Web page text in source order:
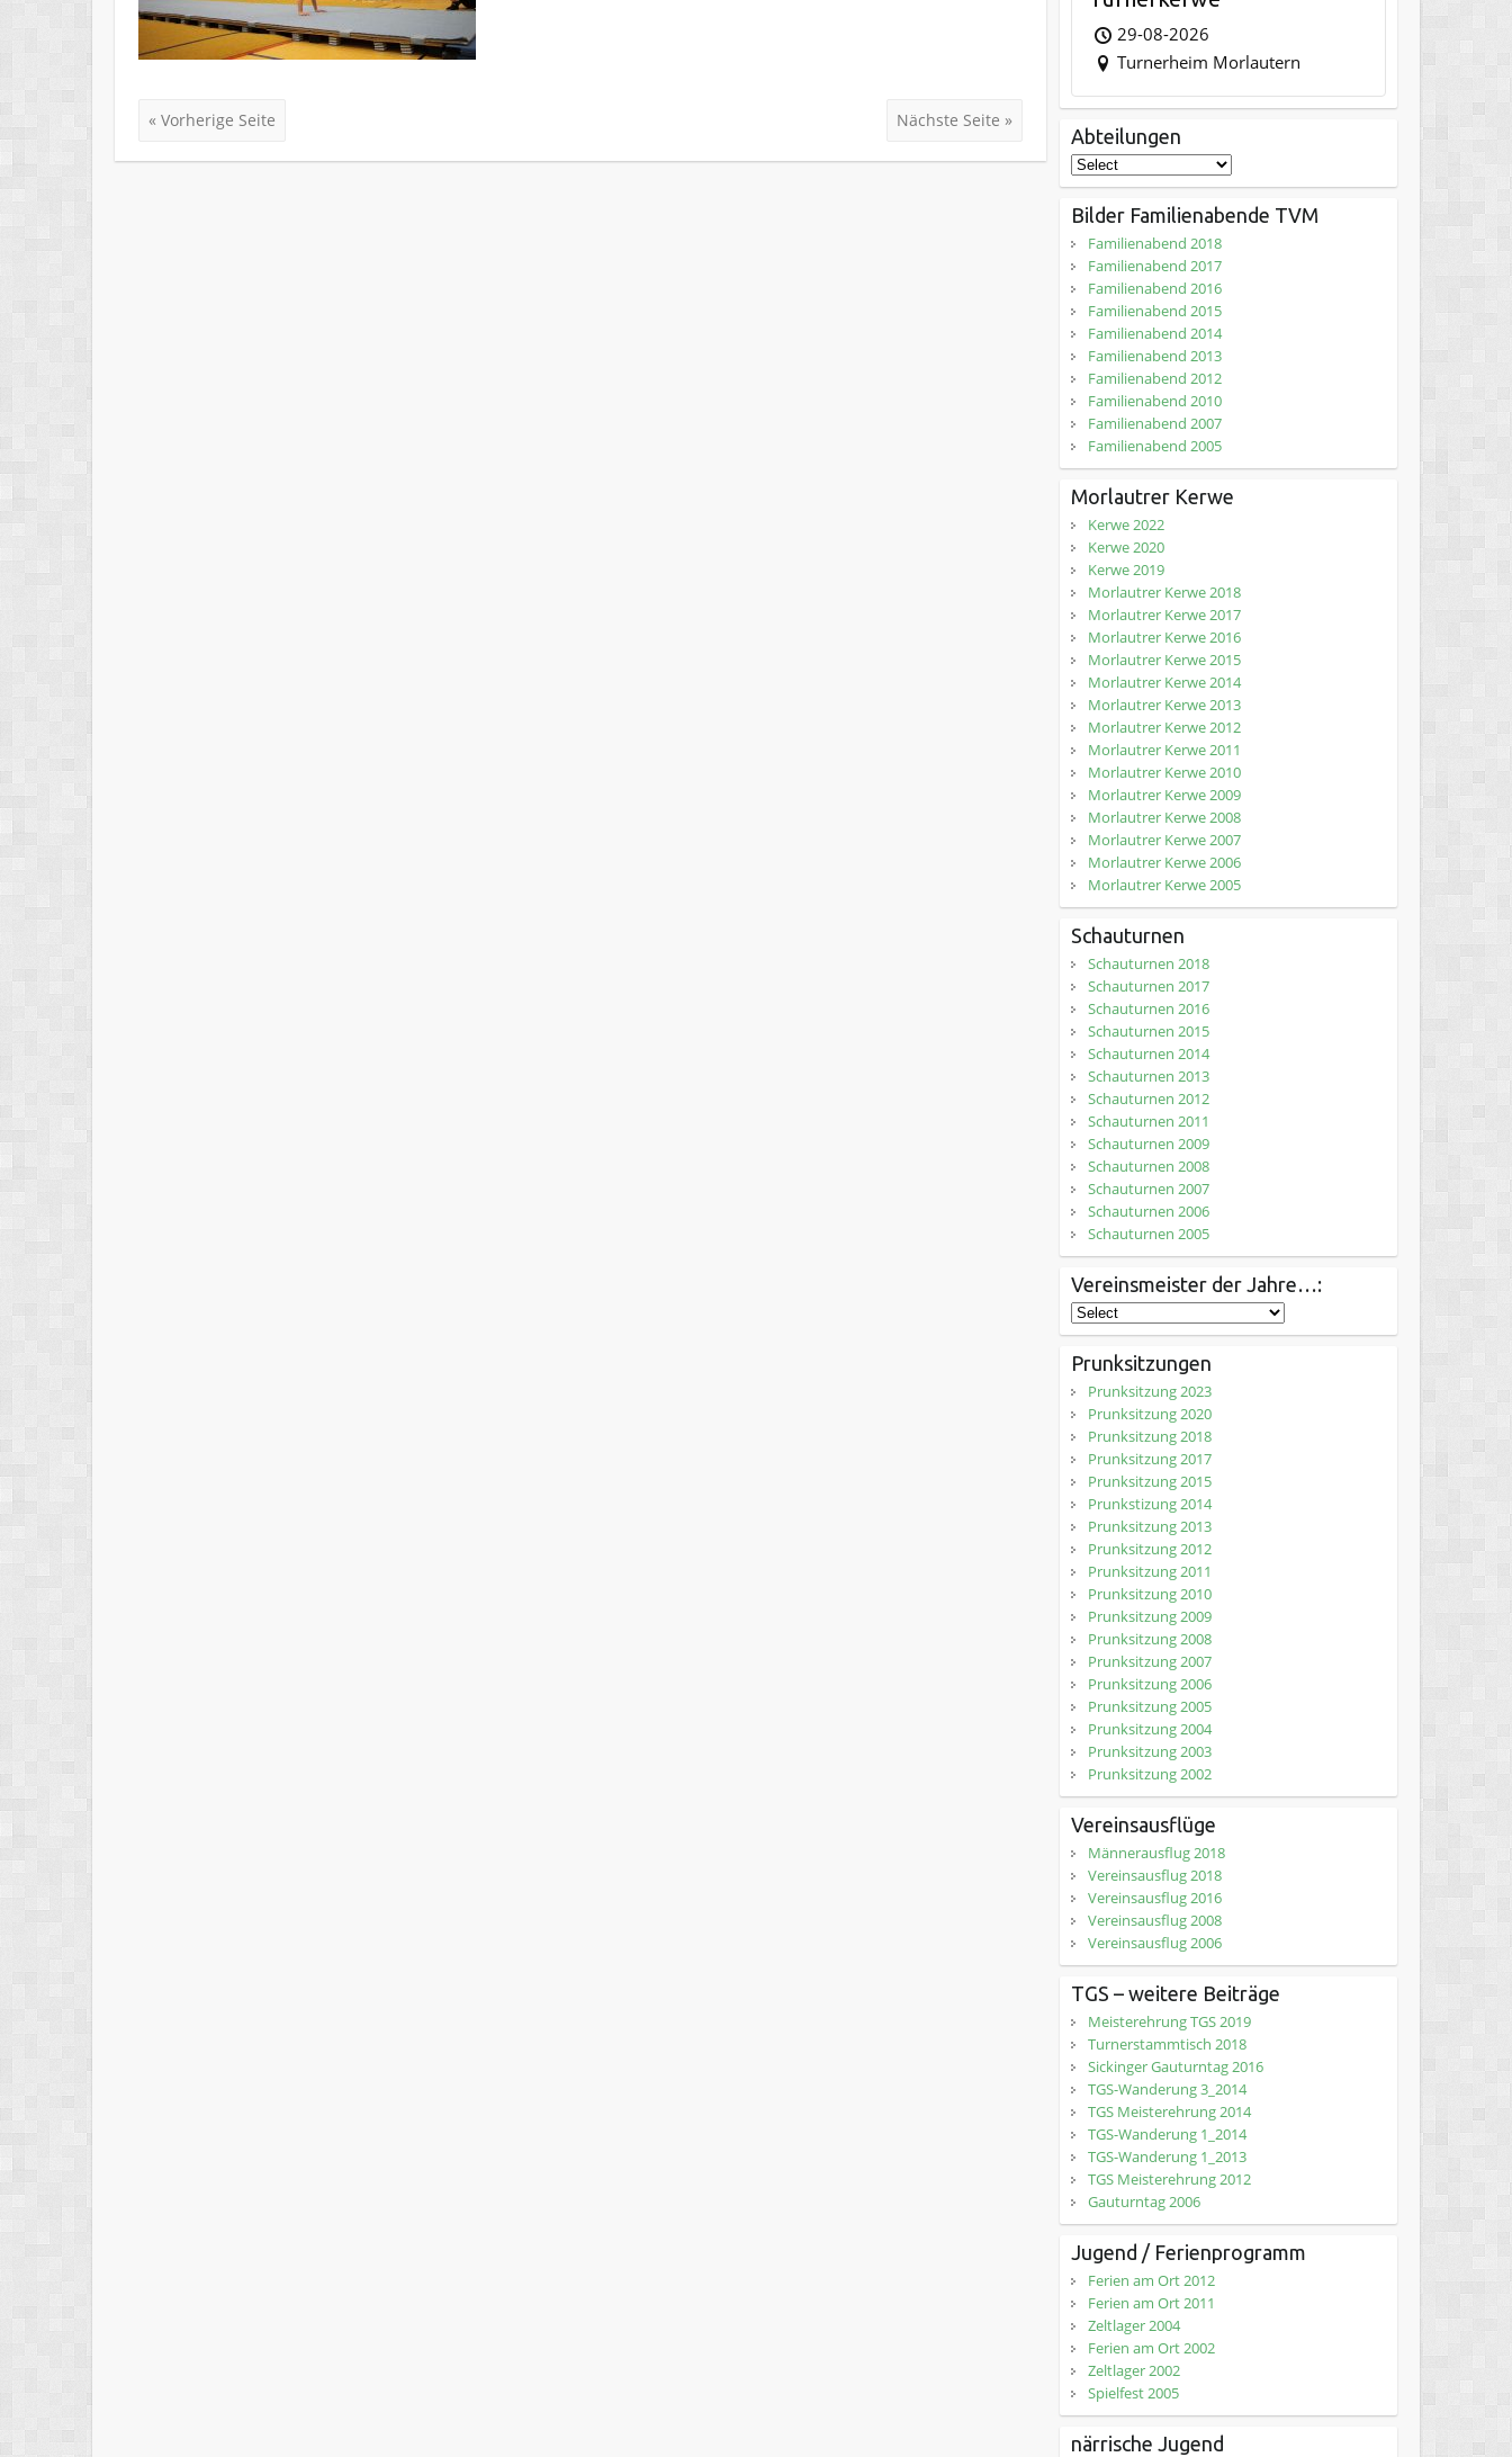
« Vorherige Seite Nächste Seite »
29-08-2026
Turnerheim Morlautern
Abteilungen
Bilder Familienabende TVM
Familienabend 2018
Familienabend 2017
Familienabend 2016
Familienabend 2015
Familienabend 2014
Familienabend 2013
Familienabend 2012
Familienabend 2010
Familienabend 2007
Familienabend 2005
Morlautrer Kerwe
Kerwe 2022
Kerwe 2020
Kerwe 2019
Morlautrer Kerwe 2018
Morlautrer Kerwe 2017
Morlautrer Kerwe 2016
Morlautrer Kerwe 2015
Morlautrer Kerwe 2014
Morlautrer Kerwe 2013
Morlautrer Kerwe 2012
Morlautrer Kerwe 2011
Morlautrer Kerwe 2010
Morlautrer Kerwe 2009
Morlautrer Kerwe 2008
Morlautrer Kerwe 2007
Morlautrer Kerwe 2006
Morlautrer Kerwe 2005
Schauturnen
Schauturnen 2018
Schauturnen 2017
Schauturnen 2016
Schauturnen 2015
Schauturnen 2014
Schauturnen 2013
Schauturnen 2012
Schauturnen 2011
Schauturnen 2009
Schauturnen 2008
Schauturnen 2007
Schauturnen 2006
Schauturnen 2005
Vereinsmeister der Jahre…:
Prunksitzungen
Prunksitzung 2023
Prunksitzung 2020
Prunksitzung 2018
Prunksitzung 2017
Prunksitzung 2015
Prunkstizung 2014
Prunksitzung 2013
Prunksitzung 2012
Prunksitzung 2011
Prunksitzung 2010
Prunksitzung 2009
Prunksitzung 2008
Prunksitzung 2007
Prunksitzung 2006
Prunksitzung 2005
Prunksitzung 2004
Prunksitzung 2003
Prunksitzung 2002
Vereinsausflüge
Männerausflug 2018
Vereinsausflug 2018
Vereinsausflug 2016
Vereinsausflug 2008
Vereinsausflug 2006
TGS – weitere Beiträge
Meisterehrung TGS 2019
Turnerstammtisch 2018
Sickinger Gauturntag 2016
TGS-Wanderung 3_2014
TGS Meisterehrung 2014
TGS-Wanderung 1_2014
TGS-Wanderung 1_2013
TGS Meisterehrung 2012
Gauturntag 2006
Jugend / Ferienprogramm
Ferien am Ort 2012
Ferien am Ort 2011
Zeltlager 2004
Ferien am Ort 2002
Zeltlager 2002
Spielfest 2005
närrische Jugend